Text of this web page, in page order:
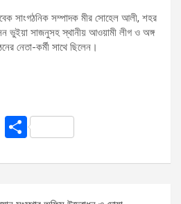
সাংগঠনিক সম্পাদক মীর সোহেল আলী, শহর
ভুইয়া সাজনুসহ স্থানীয় আওয়ামী লীগ ও অঙ্গ
নেতা-কর্মী সাথে ছিলেন।
M
se
S
ar